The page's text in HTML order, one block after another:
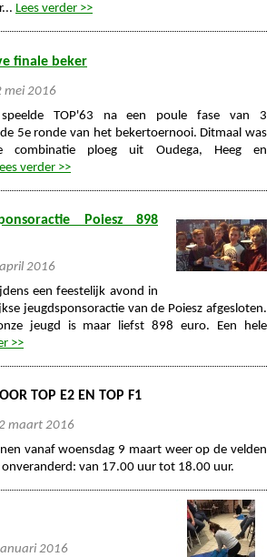
Lees verder >>
finale beker
mei 2016
speelde TOP'63 na een poule fase van 3
5e ronde van het bekertoernooi. Ditmaal was
combinatie ploeg uit Oudega, Heeg en
verder >>
Poiesz 898
2016
een feestelijk avond in
jeugdsponsoractie van de Poiesz afgesloten.
jeugd is maar liefst 898 euro. Een hele
>>
TOP E2 EN TOP F1
maart 2016
vanaf woensdag 9 maart weer op de velden
onveranderd: van 17.00 uur tot 18.00 uur.
2016